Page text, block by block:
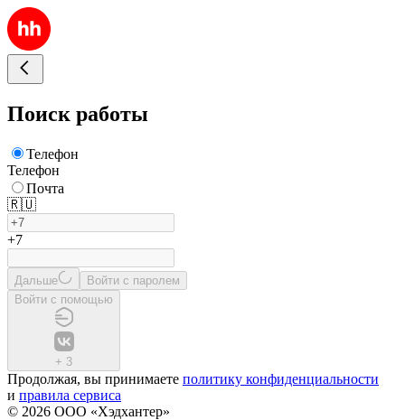
Поиск работы
Телефон
Телефон
Почта
🇷🇺
+7
Дальше
Войти с паролем
Войти с помощью
+ 3
Продолжая, вы принимаете политику конфиденциальности
и правила сервиса
© 2026 ООО «Хэдхантер»